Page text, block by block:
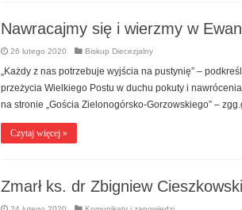
Nawracajmy się i wierzmy w
26 lutego 2020 Biskup Diecezjalny
„Każdy z nas potrzebuje wyjścia na pustynię” –
przeżycia Wielkiego Postu w duchu pokuty i
na stronie „Gościa Zielonogórsko-Gorzowskiego” –
Czytaj więcej »
Zmarł ks. dr Zbigniew Cieszkowski